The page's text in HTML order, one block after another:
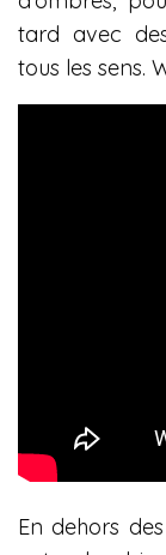
tard avec
tous les sens.
En dehors